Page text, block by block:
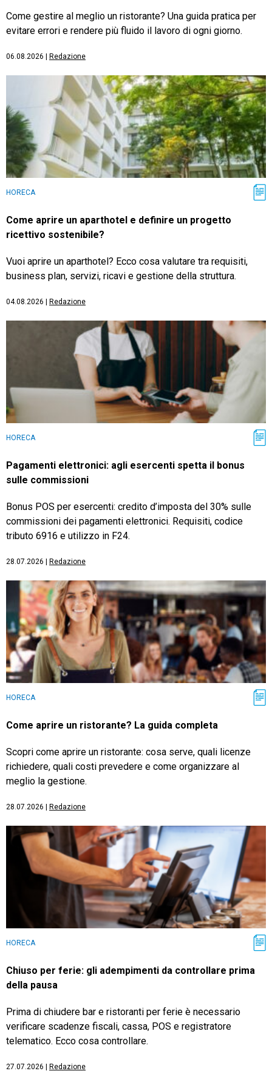
Come gestire al meglio un ristorante? Una guida pratica per
evitare errori e rendere più fluido il lavoro di ogni giorno.
06.08.2026 Redazione
HORECA
Come aprire un aparthotel e definire un progetto
ricettivo sostenibile?
Vuoi aprire un aparthotel? Ecco cosa valutare tra requisiti,
business plan, servizi, ricavi e gestione della struttura.
04.08.2026 Redazione
HORECA
Pagamenti elettronici: agli esercenti spetta il bonus
sulle commissioni
Bonus POS per esercenti: credito d’imposta del 30% sulle
commissioni dei pagamenti elettronici. Requisiti, codice
tributo 6916 e utilizzo in F24.
28.07.2026 Redazione
HORECA
Come aprire un ristorante? La guida completa
Scopri come aprire un ristorante: cosa serve, quali licenze
richiedere, quali costi prevedere e come organizzare al
meglio la gestione.
28.07.2026 Redazione
HORECA
Chiuso per ferie: gli adempimenti da controllare prima
della pausa
Prima di chiudere bar e ristoranti per ferie è necessario
verificare scadenze fiscali, cassa, POS e registratore
telematico. Ecco cosa controllare.
27.07.2026 Redazione